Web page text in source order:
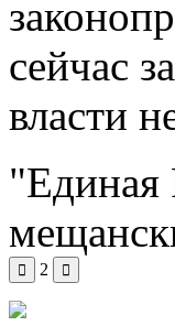
сейчас
власти
"Единая
2